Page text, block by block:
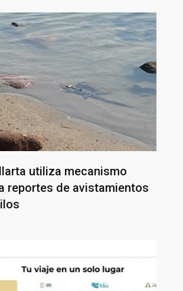
utiliza mecanismo
reportes de avistamientos